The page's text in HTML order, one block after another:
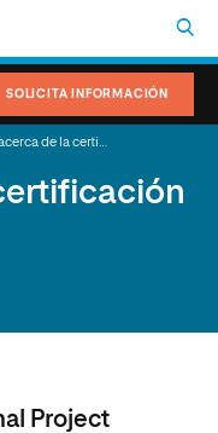
SOLICITA INFORMACIÓN
Project